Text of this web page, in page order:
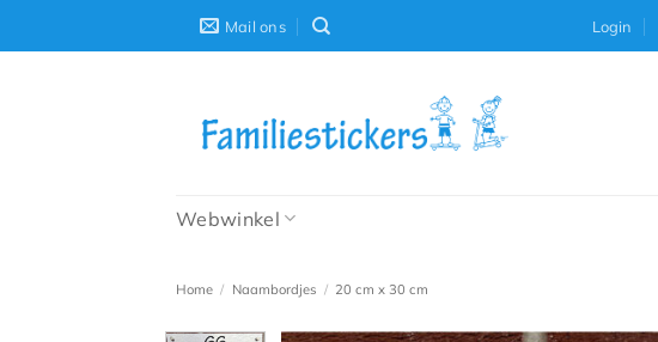
Mail ons Login
Webwinkel
Home / Naambordjes / 20 cm x 30 cm